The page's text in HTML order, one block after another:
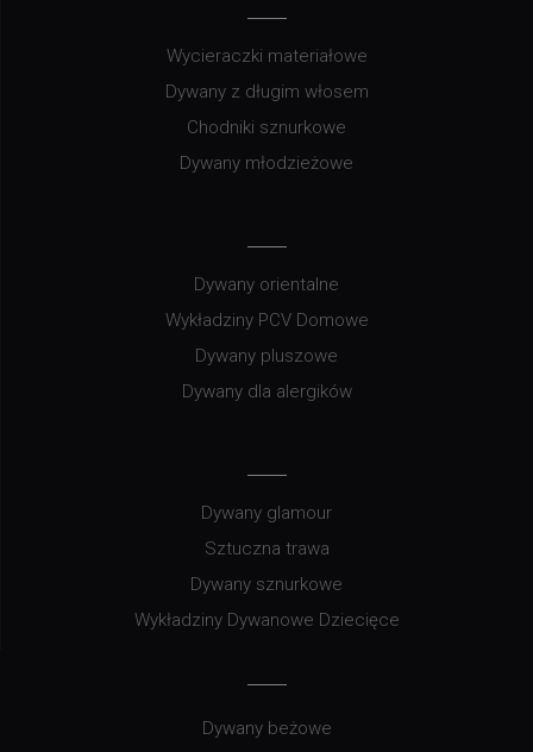
Wycieraczki materiałowe
Dywany z długim włosem
Chodniki sznurkowe
Dywany młodzieżowe
Dywany orientalne
Wykładziny PCV Domowe
Dywany pluszowe
Dywany dla alergików
Dywany glamour
Sztuczna trawa
Dywany sznurkowe
Wykładziny Dywanowe Dziecięce
Dywany beżowe